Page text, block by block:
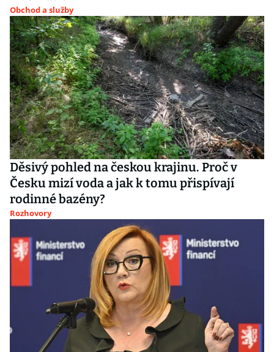
Obchod a služby
Děsivý pohled na českou krajinu. Proč v
Česku mizí voda a jak k tomu přispívají
rodinné bazény?
Rozhovory